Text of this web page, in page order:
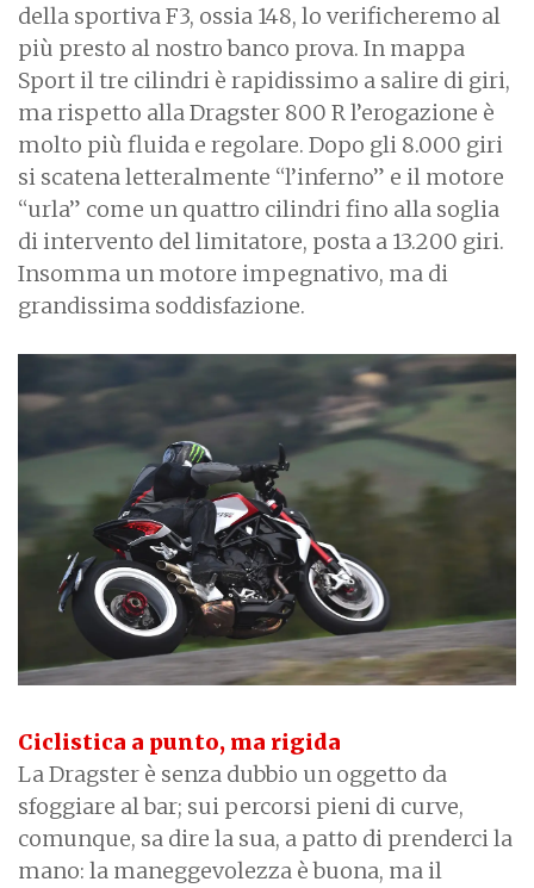
della sportiva F3, ossia 148, lo verificheremo al
più presto al nostro banco prova. In mappa
Sport il tre cilindri è rapidissimo a salire di giri,
ma rispetto alla Dragster 800 R l’erogazione è
molto più fluida e regolare. Dopo gli 8.000 giri
si scatena letteralmente “l’inferno” e il motore
“urla” come un quattro cilindri fino alla soglia
di intervento del limitatore, posta a 13.200 giri.
Insomma un motore impegnativo, ma di
grandissima soddisfazione.
Ciclistica a punto, ma rigida
La Dragster è senza dubbio un oggetto da
sfoggiare al bar; sui percorsi pieni di curve,
comunque, sa dire la sua, a patto di prenderci la
mano: la maneggevolezza è buona, ma il